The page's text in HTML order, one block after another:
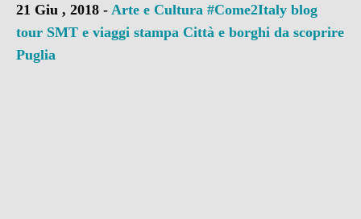
21 Giu , 2018 - Arte e Cultura #Come2Italy blog
tour SMT e viaggi stampa Città e borghi da scoprire
Puglia